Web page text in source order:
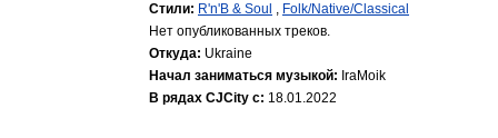
Стили: R'n'B & Soul , Folk/Native/Classical
Нет опубликованных треков.
Откуда: Ukraine
Начал заниматься музыкой: IraMoik
В рядах CJCity с: 18.01.2022